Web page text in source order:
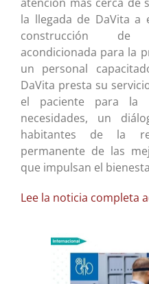
la llegada de DaVita a
construcción de
acondicionada para la
un personal
DaVita presta su
el paciente para la
necesidades, un
habitantes de la
permanente de las
que impulsan el
Lee la noticia completa